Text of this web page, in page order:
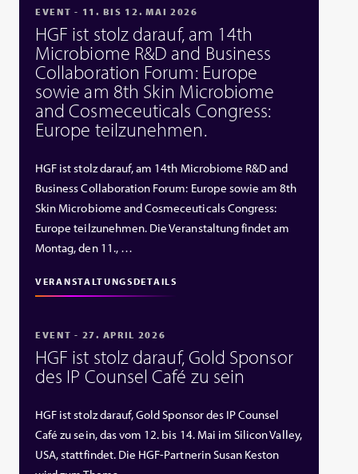
EVENT - 11. BIS 12. MAI 2026
HGF ist stolz darauf, am 14th
Microbiome R&D and Business
Collaboration Forum: Europe
sowie am 8th Skin Microbiome
and Cosmeceuticals Congress:
Europe teilzunehmen.
HGF ist stolz darauf, am 14th Microbiome R&D and
Business Collaboration Forum: Europe sowie am 8th
Skin Microbiome and Cosmeceuticals Congress:
Europe teilzunehmen. Die Veranstaltung findet am
Montag, den 11., …
VERANSTALTUNGSDETAILS
EVENT - 27. APRIL 2026
HGF ist stolz darauf, Gold Sponsor
des IP Counsel Café zu sein
HGF ist stolz darauf, Gold Sponsor des IP Counsel
Café zu sein, das vom 12. bis 14. Mai im Silicon Valley,
USA, stattfindet. Die HGF‑Partnerin Susan Keston